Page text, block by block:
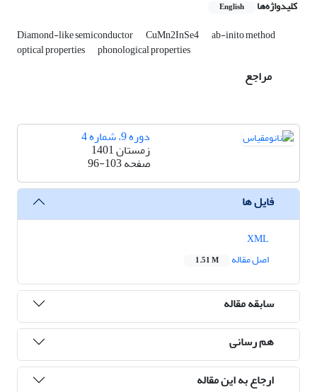
کلیدواژه‌ها English
Diamond-like semiconductor CuMn2InSe4 ab-inito method
optical properties phonological properties
مراجع
دوره 9، شماره 4
زمستان 1401
صفحه96-103
فایل ها
اصل مقاله
1.51 M
سابقه مقاله
هم رسانی
ارجاع به این مقاله